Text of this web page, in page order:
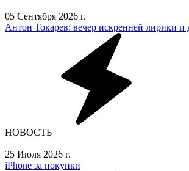
05 Сентября 2026 г.
Антон Токарев: вечер искренней лирики и
НОВОСТЬ
25 Июля 2026 г.
iPhone за покупки